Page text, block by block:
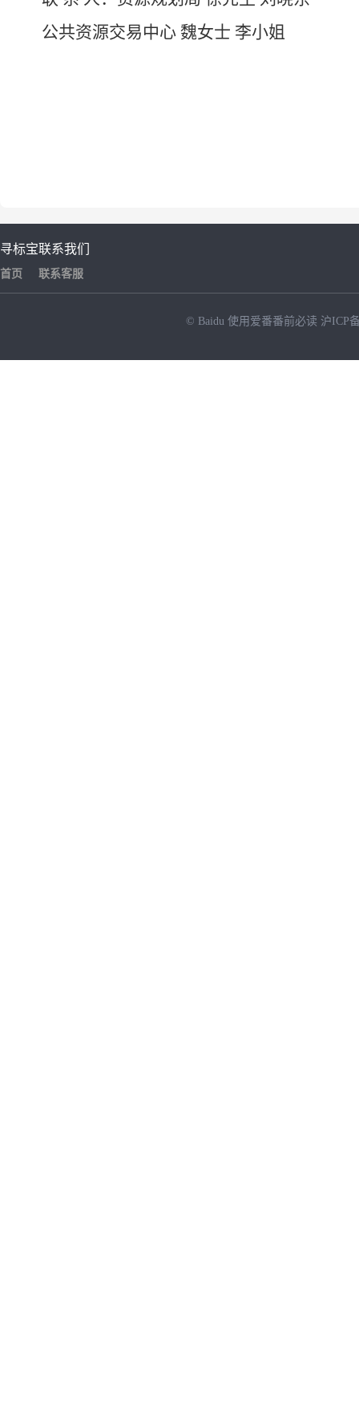
公共资源交易中心 魏女士 李小姐
寻标宝
首页
联系我们
联系客服
© Baidu 使用爱番番前必读 沪ICP